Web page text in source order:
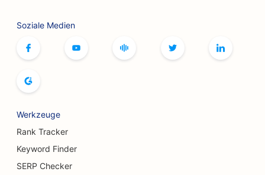
SEO für Botox und Fillers Dienstleistungen
SEO für Boutiquen
SEO für Brauereien
SEO für Brustvergrößerungsdienste
SEO für Buffet-Restaurants
Soziale Medien
Werkzeuge
Rank Tracker
Keyword Finder
SERP Checker